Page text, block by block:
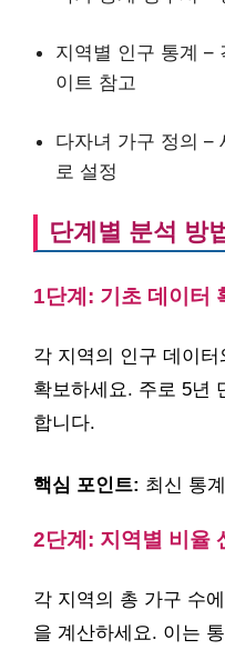
지역별 인구 통계 –
이트 참고
다자녀 가구 정의 –
로 설정
단계별 분석 방
1단계: 기초 데이터
각 지역의 인구 데이
확보하세요. 주로 5년
합니다.
핵심 포인트: 최신 통
2단계: 지역별 비율
각 지역의 총 가구 수
을 계산하세요. 이는